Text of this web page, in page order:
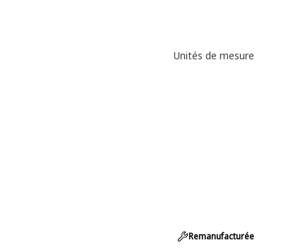
Unités de mesure
Remanufacturée